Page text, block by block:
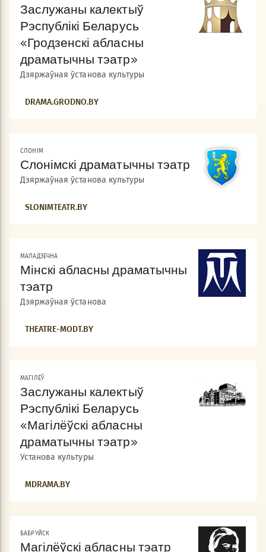
Заслужаны калектыў
Рэспублікі Беларусь
«Гродзенскі абласны
драматычны тэатр»
Дзяржаўная ўстанова культуры
DRAMA.GRODNO.BY
СЛОНІМ
Слонімскі драматычны тэатр
Дзяржаўная ўстанова культуры
SLONIMTEATR.BY
МАЛАДЗЕЧНА
Мінскі абласны драматычны
тэатр
Дзяржаўная ўстанова
THEATRE-MODT.BY
МАГІЛЁЎ
Заслужаны калектыў
Рэспублікі Беларусь
«Магілёўскі абласны
драматычны тэатр»
Установа культуры
MDRAMA.BY
БАБРУЙСК
Магілёўскі абласны тэатр